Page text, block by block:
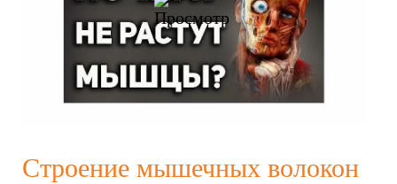
Строение мышечных волокон